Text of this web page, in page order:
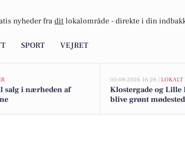
nyheder fra dit lokalområde - direkte i din
SPORT VEJRET
salg i nærheden af
05-08-2026 16:26 | LOKALT
Klostergade og
blive grønt